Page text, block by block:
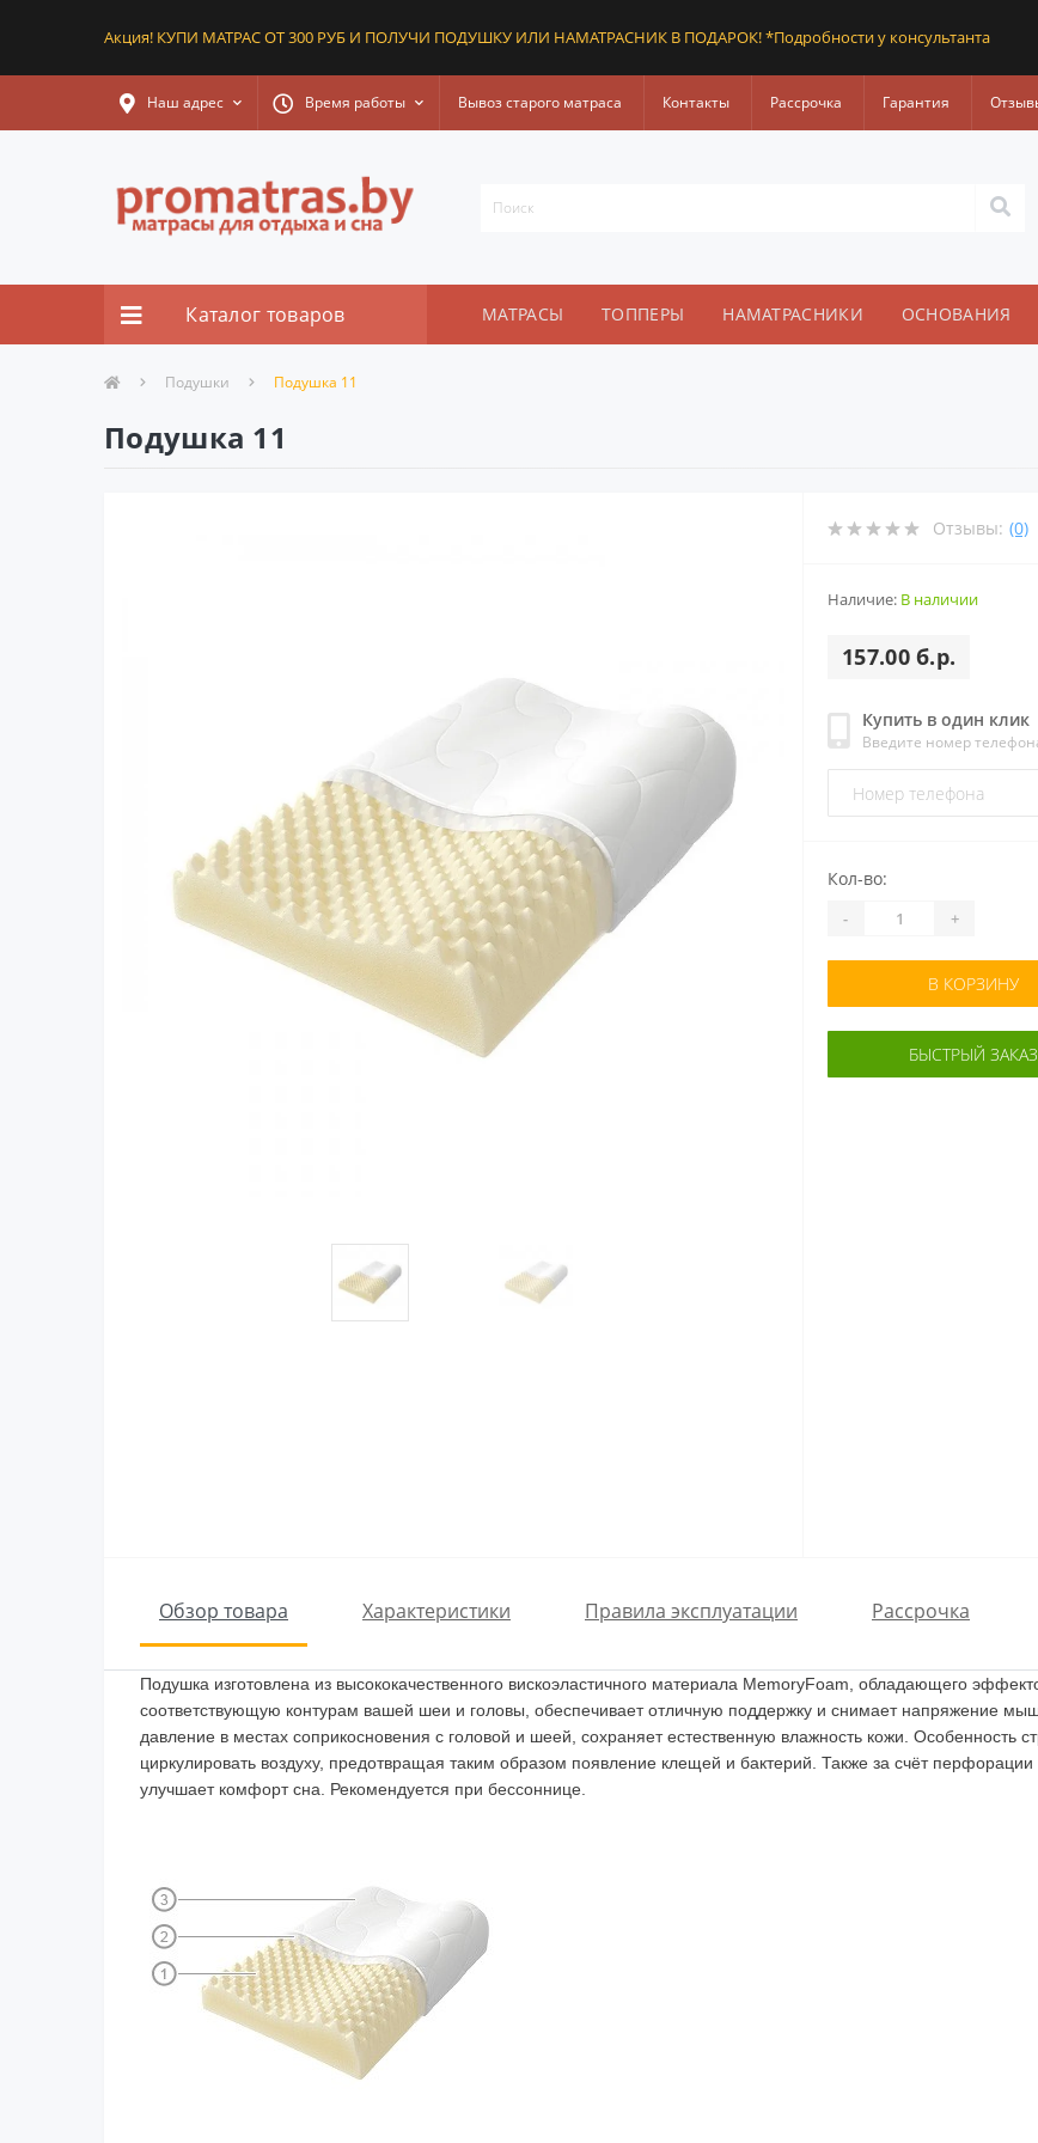
Акция! КУПИ МАТРАС ОТ 300 РУБ И ПОЛУЧИ ПОДУШКУ ИЛИ НАМАТРАСНИК В ПОДАРОК! *Подробности у консультанта
Наш адрес Время работы Вывоз старого матраса Контакты Рассрочка Гарантия
Каталог товаров МАТРАСЫ ТОППЕРЫ НАМАТРАСНИКИ ОСНОВАНИЯ
Подушки Подушка 11
Подушка 11
Отзывы: (0)
Наличие: В наличии
157.00 б.р.
Купить в один клик
Введите номер
Кол-во:
- +
В КОРЗИНУ
БЫСТРЫЙ ЗАКАЗ
Обзор товара Характеристики Правила эксплуатации Рассрочка
Подушка изготовлена из высококачественного вискоэластичного материала MemoryFoam, обладающего
соответствующую контурам вашей шеи и головы, обеспечивает отличную поддержку и снимает напряжение
давление в местах соприкосновения с головой и шеей, сохраняет естественную влажность кожи. Особенность
циркулировать воздуху, предотвращая таким образом появление клещей и бактерий. Также за счёт
улучшает комфорт сна. Рекомендуется при бессоннице.